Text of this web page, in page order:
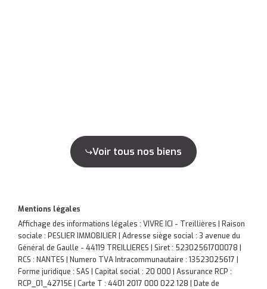
Voir tous nos biens
Mentions légales
Affichage des informations légales : VIVRE ICI - Treillières | Raison
sociale : PESLIER IMMOBILIER | Adresse siège social : 3 avenue du
Général de Gaulle - 44119 TREILLIERES | Siret : 52302561700078 |
RCS : NANTES | Numero TVA Intracommunautaire : 13523025617 |
Forme juridique : SAS | Capital social : 20 000 | Assurance RCP :
RCP_01_42715E | Carte T : 4401 2017 000 022 128 | Date de